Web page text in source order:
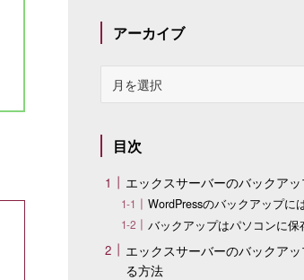
アーカイブ
イ
ブ
目次
エックスサーバーのバックア
WordPressのバックアップに
バックアップはパソコンに保
エックスサーバーのバックア
る方法